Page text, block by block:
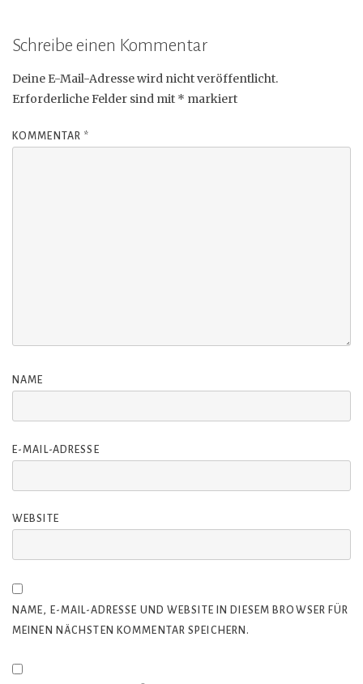
Schreibe einen Kommentar
Deine E-Mail-Adresse wird nicht veröffentlicht.
Erforderliche Felder sind mit * markiert
KOMMENTAR *
NAME
E-MAIL-ADRESSE
WEBSITE
NAME, E-MAIL-ADRESSE UND WEBSITE IN DIESEM BROWSER FÜR
MEINEN NÄCHSTEN KOMMENTAR SPEICHERN.